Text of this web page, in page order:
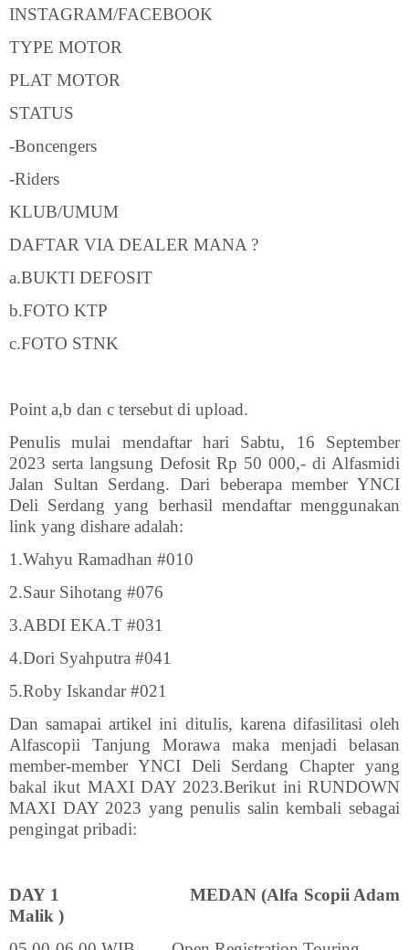
INSTAGRAM/FACEBOOK
TYPE MOTOR
PLAT MOTOR
STATUS
-Boncengers
-Riders
KLUB/UMUM
DAFTAR VIA DEALER MANA ?
a.BUKTI DEFOSIT
b.FOTO KTP
c.FOTO STNK
Point a,b dan c tersebut di upload.
Penulis mulai mendaftar hari Sabtu, 16 September
2023 serta langsung Defosit Rp 50 000,- di Alfasmidi
Jalan Sultan Serdang. Dari beberapa member YNCI
Deli Serdang yang berhasil mendaftar menggunakan
link yang dishare adalah:
1.Wahyu Ramadhan #010
2.Saur Sihotang #076
3.ABDI EKA.T #031
4.Dori Syahputra #041
5.Roby Iskandar #021
Dan samapai artikel ini ditulis, karena difasilitasi oleh
Alfascopii Tanjung Morawa maka menjadi belasan
member-member YNCI Deli Serdang Chapter yang
bakal ikut MAXI DAY 2023.Berikut ini RUNDOWN
MAXI DAY 2023 yang penulis salin kembali sebagai
pengingat pribadi:
DAY 1
MEDAN (Alfa Scopii Adam
Malik )